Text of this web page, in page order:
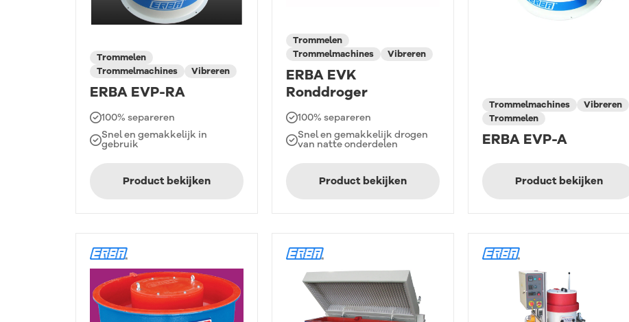
Trommelen
Trommelmachines
Vibreren
ERBA EVP-RA
100% separeren
Snel en gemakkelijk in
gebruik
Product bekijken
Trommelen
Trommelmachines
Vibreren
ERBA EVK
Ronddroger
100% separeren
Snel en gemakkelijk drogen
van natte onderdelen
Product bekijken
Trommelmachines
Vibreren
Trommelen
ERBA EVP-A
Product bekijken